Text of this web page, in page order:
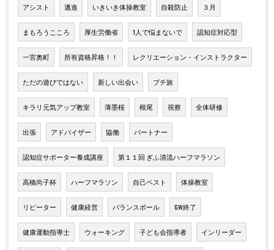
アシスト 邁進 いきいき体操教室 自殺防止 ３月
まもろうこころ 厚生労働省 1人で悩まないで 認知症対応型
一宮奥町 所有資格昇格！！ レクリエーション・インストラクター
ただの遊びではない 新しい出会い プチ旅
キラリ元気アップ教室 薄墨桜 根尾 視察 全体研修
出張 アドバイザー 協働 パートナー
認知症サポーター養成講座 第１１回 ぎふ清流ハーフマラソン
高橋尚子杯 ハーフマラソン 自己ベスト 体操教室
リピーター 健康経営 バランスボール GW終了
健康運動指導士 ウォーキング 子ども会指導者 インリーダー